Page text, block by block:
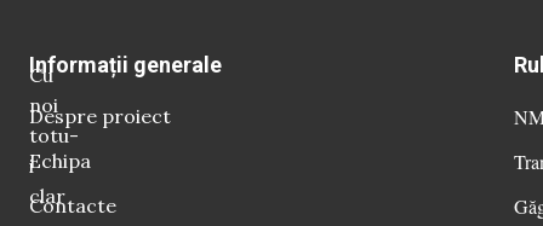
Cu
noi
totu-
i
clar
Informații generale
Despre proiect
Echipa
Contacte